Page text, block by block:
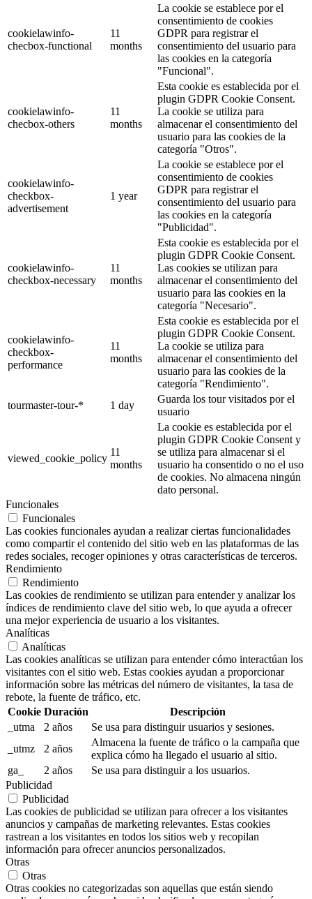
cookielawinfo-
checbox-functional
11
months
La cookie se establece por el
consentimiento de cookies
GDPR para registrar el
consentimiento del usuario para
las cookies en la categoría
"Funcional".
cookielawinfo-
checbox-others
11
months
Esta cookie es establecida por el
plugin GDPR Cookie Consent.
La cookie se utiliza para
almacenar el consentimiento del
usuario para las cookies de la
categoría "Otros".
cookielawinfo-
checkbox-
advertisement
1 year
La cookie se establece por el
consentimiento de cookies
GDPR para registrar el
consentimiento del usuario para
las cookies en la categoría
"Publicidad".
cookielawinfo-
checkbox-necessary
11
months
Esta cookie es establecida por el
plugin GDPR Cookie Consent.
Las cookies se utilizan para
almacenar el consentimiento del
usuario para las cookies en la
categoría "Necesario".
cookielawinfo-
checkbox-
performance
11
months
Esta cookie es establecida por el
plugin GDPR Cookie Consent.
La cookie se utiliza para
almacenar el consentimiento del
usuario para las cookies de la
categoría "Rendimiento".
tourmaster-tour-*
1 day
Guarda los tour visitados por el
usuario
viewed_cookie_policy
11
months
La cookie es establecida por el
plugin GDPR Cookie Consent y
se utiliza para almacenar si el
usuario ha consentido o no el uso
de cookies. No almacena ningún
dato personal.
Funcionales
Funcionales
Las cookies funcionales ayudan a realizar ciertas funcionalidades
como compartir el contenido del sitio web en las plataformas de las
redes sociales, recoger opiniones y otras características de terceros.
Rendimiento
Rendimiento
Las cookies de rendimiento se utilizan para entender y analizar los
índices de rendimiento clave del sitio web, lo que ayuda a ofrecer
una mejor experiencia de usuario a los visitantes.
Analíticas
Analíticas
Las cookies analíticas se utilizan para entender cómo interactúan los
visitantes con el sitio web. Estas cookies ayudan a proporcionar
información sobre las métricas del número de visitantes, la tasa de
rebote, la fuente de tráfico, etc.
Cookie Duración
Descripción
_utma
2 años
Se usa para distinguir usuarios y sesiones.
_utmz
2 años
Almacena la fuente de tráfico o la campaña que
explica cómo ha llegado el usuario al sitio.
ga_
2 años
Se usa para distinguir a los usuarios.
Publicidad
Publicidad
Las cookies de publicidad se utilizan para ofrecer a los visitantes
anuncios y campañas de marketing relevantes. Estas cookies
rastrean a los visitantes en todos los sitios web y recopilan
información para ofrecer anuncios personalizados.
Otras
Otras
Otras cookies no categorizadas son aquellas que están siendo